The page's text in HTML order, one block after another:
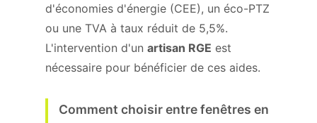
d'économies d'énergie (CEE), un éco-PTZ
ou une TVA à taux réduit de 5,5%.
L'intervention d'un artisan RGE est
nécessaire pour bénéficier de ces aides.
Comment choisir entre fenêtres en